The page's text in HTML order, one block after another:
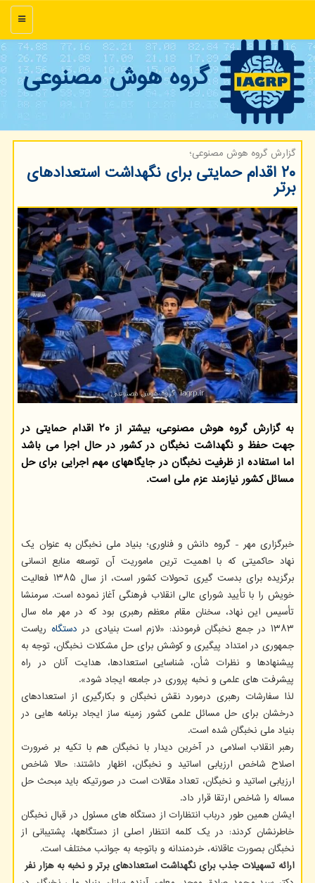
منو
گروه هوش مصنوعی
گزارش گروه هوش مصنوعی؛
۲۰ اقدام حمایتی برای نگهداشت استعدادهای
برتر
به گزارش گروه هوش مصنوعی، بیشتر از ۲۰ اقدام حمایتی در
جهت حفظ و نگهداشت نخبگان در کشور در حال اجرا می باشد
اما استفاده از ظرفیت نخبگان در جایگاههای مهم اجرایی برای حل
مسائل کشور نیازمند عزم ملی است.
خبرگزاری مهر - گروه دانش و فناوری؛ بنیاد ملی نخبگان به عنوان یک
نهاد حاکمیتی که با اهمیت ترین ماموریت آن توسعه منابع انسانی
برگزیده برای بدست گیری تحولات کشور است، از سال ۱۳۸۵ فعالیت
خویش را با تأیید شورای عالی انقلاب فرهنگی آغاز نموده است. سرمنشا
تأسیس این نهاد، سخنان مقام معظم رهبری بود که در مهر ماه سال
۱۳۸۳ در جمع نخبگان فرمودند: «لازم است بنیادی در
دستگاه ریاست
جمهوری در امتداد پیگیری و کوشش برای حل مشکلات نخبگان، توجه به
پیشنهادها و نظرات شأن، شناسایی استعدادها، هدایت آنان در راه
پیشرفت های علمی و نخبه پروری در جامعه ایجاد شود».
لذا سفارشات رهبری درمورد نقش نخبگان و بکارگیری از استعدادهای
درخشان برای حل مسائل علمی کشور زمینه ساز ایجاد برنامه هایی در
بنیاد ملی نخبگان شده است.
رهبر انقلاب اسلامی در آخرین دیدار با نخبگان هم با تکیه بر ضرورت
اصلاح شاخص ارزیابی اساتید و نخبگان، اظهار داشتند: حالا شاخص
ارزیابی اساتید و نخبگان، تعداد مقالات است در صورتیکه باید مبحث حل
مساله را شاخص ارتقا قرار داد.
ایشان همین طور درباب انتظارات از دستگاه های مسئول در قبال نخبگان
خاطرنشان کردند: در یک کلمه انتظار اصلی از دستگاهها، پشتیبانی از
نخبگان بصورت عاقلانه، خردمندانه و باتوجه به جوانب مختلف است.
ارائه تسهیلات جذب برای نگهداشت استعدادهای برتر و نخبه به هزار نفر